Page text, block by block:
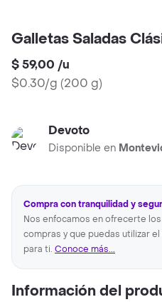
Galletas Saladas
$ 59,00 /u
$0.30/g (200 g)
Devoto
Disponible en
Compra con tranquilidad y
Nos enfocamos en ofrecerte
compras y que puedas utilizar
para ti. Conoce más...
Información del